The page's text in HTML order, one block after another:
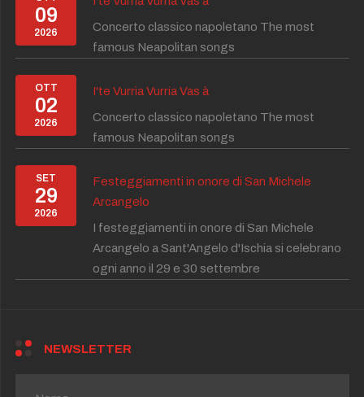
09
2026
Concerto classico napoletano The most
famous Neapolitan songs
OTT
02
2026
I'te Vurria Vurria Vas à
Concerto classico napoletano The most
famous Neapolitan songs
SET
29
2026
Festeggiamenti in onore di San Michele
Arcangelo
I festeggiamenti in onore di San Michele
Arcangelo a Sant'Angelo d'Ischia si celebrano
ogni anno il 29 e 30 settembre
NEWSLETTER